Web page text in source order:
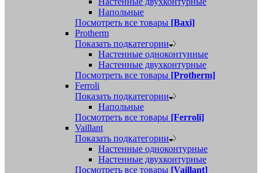
Напольные
Посмотреть все товары [Baxi]
Protherm
Показать подкатегории
Настенные одноконтунные
Настенные двухконтурные
Посмотреть все товары [Protherm]
Ferroli
Показать подкатегории
Напольные
Посмотреть все товары [Ferroli]
Vaillant
Показать подкатегории
Настенные одноконтурные
Настенные двухконтурные
Посмотреть все товары [Vaillant]